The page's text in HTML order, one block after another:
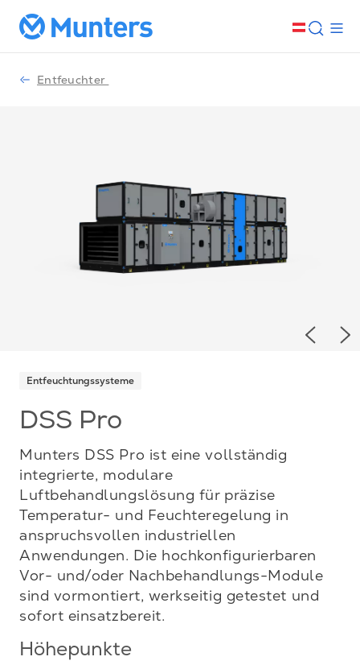
Entfeuchter
Entfeuchtungssysteme
DSS Pro
Munters DSS Pro ist eine vollständig
integrierte, modulare
Luftbehandlungslösung für präzise
Temperatur- und Feuchteregelung in
anspruchsvollen industriellen
Anwendungen. Die hochkonfigurierbaren
Vor- und/oder Nachbehandlungs-Module
sind vormontiert, werkseitig getestet und
sofort einsatzbereit.
Höhepunkte